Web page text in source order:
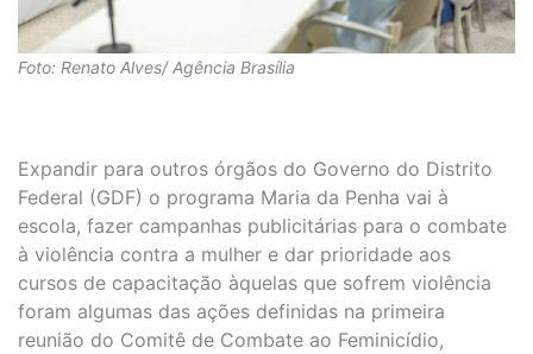
Foto: Renato Alves/ Agência Brasília
Expandir para outros órgãos do Governo do Distrito
Federal (GDF) o programa Maria da Penha vai à
escola, fazer campanhas publicitárias para o combate
à violência contra a mulher e dar prioridade aos
cursos de capacitação àquelas que sofrem violência
foram algumas das ações definidas na primeira
reunião do Comitê de Combate ao Feminicídio,